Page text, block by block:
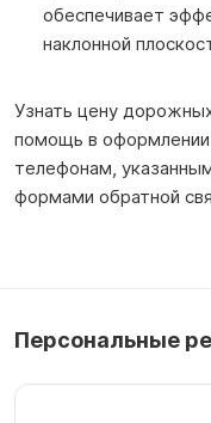
обеспечивает
наклонной
Узнать цену
помощь в оформлении
телефонам,
формами обратной
Персональные